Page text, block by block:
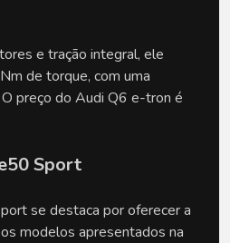
e tração integral, ele
de torque, com uma
preço do Audi Q6 e-tron é
Sport
se destaca por oferecer a
modelos apresentados na